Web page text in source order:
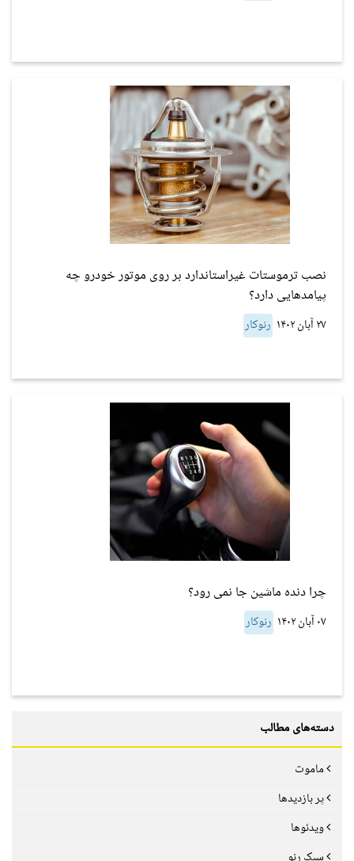
نصب ترموستات غیراستاندارد بر روی موتور خودرو چه
پیامدهایی دارد؟
۲۷ آبان ۱۴۰۲ رنوکار
چرا دنده ماشین جا نمی رود؟
۰۷ آبان ۱۴۰۲ رنوکار
دسته‌های مطالب
ماموت
پر بازدیدها
ویدئوها